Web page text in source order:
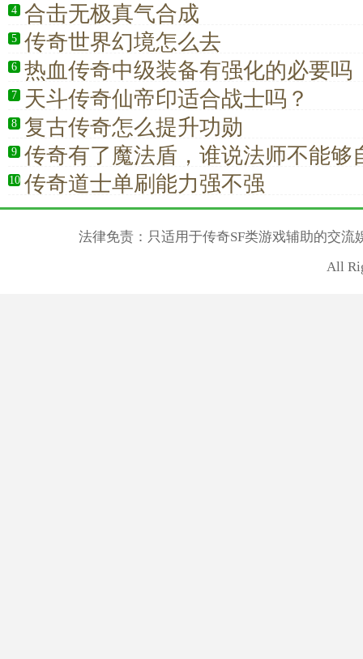
4 合击无极真气合成
5 传奇世界幻境怎么去
6 热血传奇中级装备有强化的必要吗
7 天斗传奇仙帝印适合战士吗？
8 复古传奇怎么提升功勋
9 传奇有了魔法盾，谁说法师不能够
10 传奇道士单刷能力强不强
法律免责：只适用于传奇SF类游戏辅助的交
All